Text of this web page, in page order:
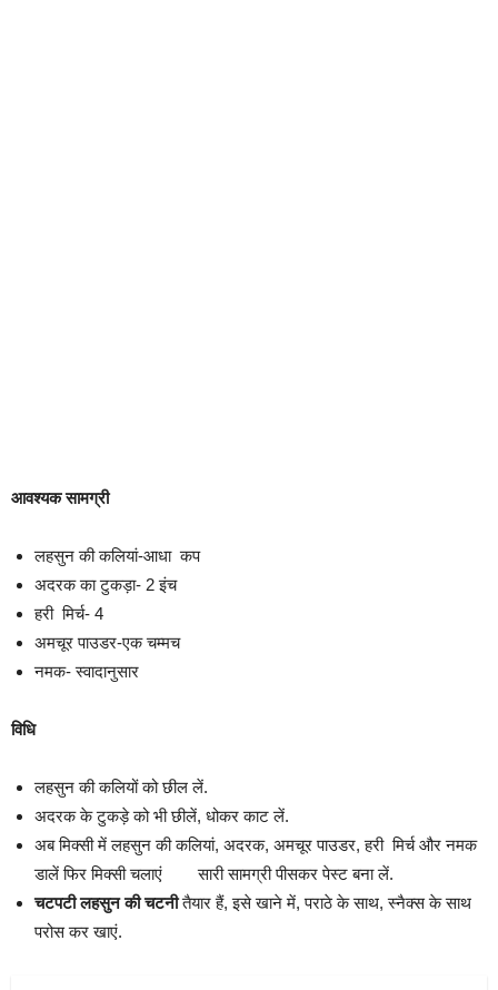
आवश्यक सामग्री
लहसुन की कलियां-आधा कप
अदरक का टुकड़ा- 2 इंच
हरी मिर्च- 4
अमचूर पाउडर-एक चम्‍मच
नमक- स्वादानुसार
विधि
लहसुन की कलियों को छील लें.
अदरक के टुकड़े को भी छीलें, धोकर काट लें.
अब मिक्सी में लहसुन की कलियां, अदरक, अमचूर पाउडर, हरी मिर्च और नमक
डालें फिर मिक्सी चलाएं सारी सामग्री पीसकर पेस्ट बना लें.
चटपटी लहसुन की चटनीतैयार हैं, इसे खाने में, पराठे के साथ, स्नैक्स के साथ
परोस कर खाएं.